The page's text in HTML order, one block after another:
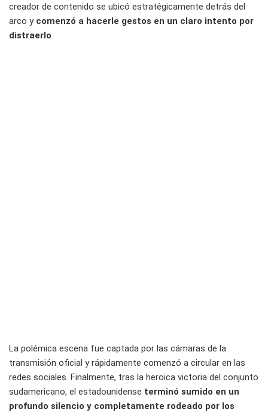
creador de contenido se ubicó estratégicamente detrás del
arco y comenzó a hacerle gestos en un claro intento por
distraerlo
La polémica escena fue captada por las cámaras de la
transmisión oficial y rápidamente comenzó a circular en las
redes sociales. Finalmente, tras la heroica victoria del conjunto
sudamericano, el estadounidense terminó sumido en un
profundo silencio y completamente rodeado por los